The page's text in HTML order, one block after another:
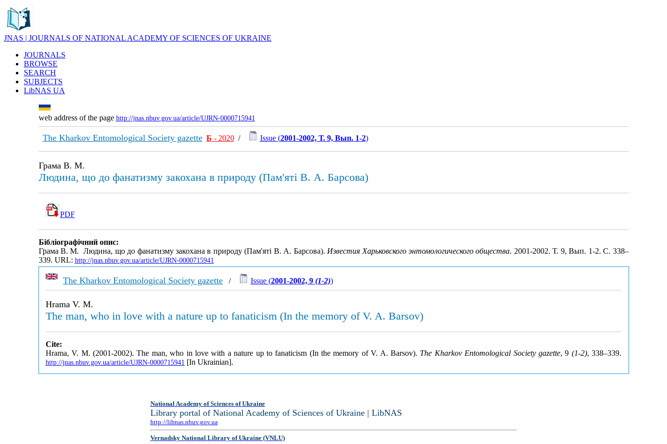
JNAS | JOURNALS OF NATIONAL ACADEMY OF SCIENCES OF UKRAINE
JOURNALS
BROWSE
SEARCH
SUBJECTS
LibNAS UA
web address of the page http://jnas.nbuv.gov.ua/article/UJRN-0000715941
The Kharkov Entomological Society gazette Б - 2020/ Issue (2001-2002, Т. 9, Вып. 1-2)
Грама В. М.
Людина, що до фанатизму закохана в природу (Пам'яті В. А. Барсова)
PDF
Бібліографічний опис:
Грама В. М. Людина, що до фанатизму закохана в природу (Пам'яті В. А. Барсова).Известия Харьковского энтомологического общества. 2001-2002. Т. 9, Вып. 1-2. С. 338–
339. URL: http://jnas.nbuv.gov.ua/article/UJRN-0000715941
The Kharkov Entomological Society gazette/ Issue (2001-2002, 9 (1-2))
Hrama V. M.
The man, who in love with a nature up to fanaticism (In the memory of V. A. Barsov)
Cite:
Hrama, V. M. (2001-2002). The man, who in love with a nature up to fanaticism (In the memory of V. A. Barsov). The Kharkov Entomological Society gazette, 9 (1-2), 338–339.
http://jnas.nbuv.gov.ua/article/UJRN-0000715941 [In Ukrainian].
National Academy of Sciences of Ukraine
Library portal of National Academy of Sciences of Ukraine | LibNAS
http://libnas.nbuv.gov.ua
Vernadsky National Library of Ukraine (VNLU)